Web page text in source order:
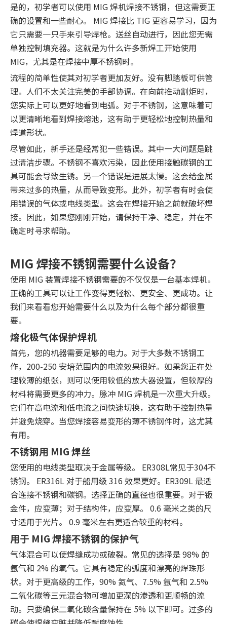
是的，初学者可以使用 MIG 焊机焊接不锈钢，但这需要正
确的设置和一些耐心。 MIG 焊接比 TIG 更容易学习，因为
它只需要一只手来引导焊枪。送丝自动进行，因此您无需
单独控制填充器。这就是为什么许多新焊工开始使用
MIG，尤其是在焊接中厚不锈钢时。
流程的简单性使其对初学者更加友好。没有脚踏板可供管
理。人们不太关注完美的手部协调。在向前推动割炬时，
您实际上可以更好地看到电弧。对于不锈钢，这意味着可
以更清晰地看到焊接熔池，这有助于更轻松地控制热量和
焊道形状。
尽管如此，新手还是经常犯一些错误。其中一大问题是跳
过清洁步骤。不锈钢不喜欢污染，因此使用接触碳钢的工
具可能会导致生锈。另一个错误是进展太慢。这会给金属
带来过多的热量，从而导致变形。此外，初学者有时会使
用错误的气体或电线类型。这会在焊接开始之前就破坏焊
接。因此，如果您刚刚开始，请保持干净、稳定，并在不
确定时寻求帮助。
MIG 焊接不锈钢需要什么设备？
使用 MIG 装置焊接不锈钢需要的不仅仅是一台基本焊机。
正确的工具可以让工作变得更轻松、更安全、更成功。让
我们来看看您开始需要什么以及为什么每个部分都很重
要。
熔化极气体保护焊机
首先，您的机器需要足够的电力。对于大多数不锈钢工
作，200-250 安培范围内的电流效果很好。如果您正在处
理较薄的纸张，则可以使用较低的放大器设置，但较厚的
材料将需要更多的冲力。脉冲 MIG 焊机是一次重大升级。
它们在高电流和低电流之间快速切换，这有助于控制热量
并避免烧穿。当您焊接容易变形的薄不锈钢件时，这尤其
有用。
不锈钢用 MIG 焊丝
您使用的电线类型取决于金属等级。 ER308L常见于304不
锈钢。 ER316L 对于船用级 316 效果更好。ER309L 最适
合连接不锈钢和碳钢。选择正确的直径也很重要。对于钣
金件，应变薄；对于结构件，应变厚。 0.6 毫米之类的尺
寸适用于光片。 0.9 毫米左右更适合较重的材料。
用于 MIG 焊接不锈钢的保护气
气体混合可以使焊缝成功或破裂。常见的选择是 98% 的
氩气和 2% 的氧气。它具有稳定的弧度和漂亮的焊珠形
状。对于更高级的工作，90% 氦气、7.5% 氩气和 2.5%
二氧化碳等三元混合物可增加更深的渗透和更顺畅的流
动。只要确保二氧化碳含量保持在 5% 以下即可。过多的